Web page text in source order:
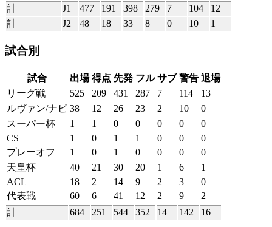
計
J1 477 191 398 279 7 104
12
計
J2 48 18 33 8 0 10 1
試合別
試合 出場 得点 先発 フル サブ 警告 退場
リーグ戦
525 209 431 287 7 114
13
ルヴァン/ナビ 38 12 26 23 2 10
0
スーパー杯
1 1 0 0 0 0
0
CS
1 0 1 1 0 0
0
プレーオフ
1 0 1 0 0 0
0
天皇杯
40 21 30 20 1 6
1
ACL
18 2 14 9 2 3
0
代表戦
60 6 41 12 2 9
2
計
684 251 544 352 14 142 16